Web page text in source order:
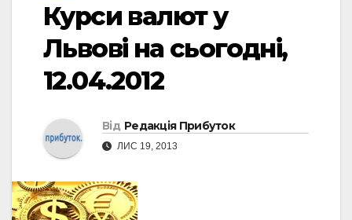
Курси валют у
Львові на сьогодні,
12.04.2012
Від Редакція Прибуток
ЛИС 19, 2013